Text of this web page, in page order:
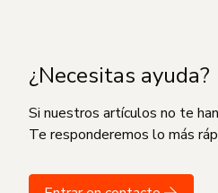
¿Necesitas ayuda?
Si nuestros artículos no te
Te responderemos lo más